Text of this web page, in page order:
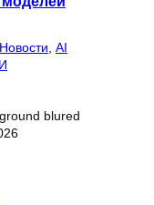
AI